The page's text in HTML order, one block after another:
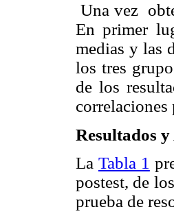
Una vez
En primer
medias y las
los tres
de los
Resultados
La Tabla 1
postest, de
prueba de